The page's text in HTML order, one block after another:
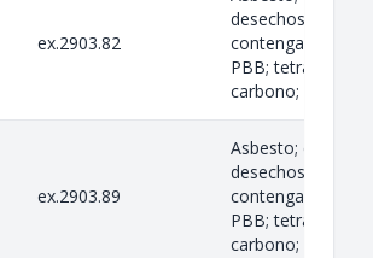
ex.2903.82
desechos de
contengan PCB;
PBB; tetracloruro
carbono; ciertos...
ex.2903.89
Asbesto; criolita;
desechos de
contengan PCB;
PBB; tetracloruro
carbono; ciertos...